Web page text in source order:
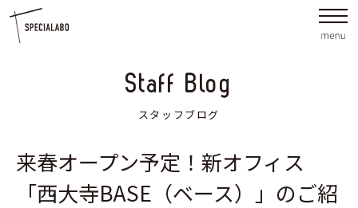
Staff Blog
スタッフブログ
来春オープン予定！新オフィス
「西大寺BASE（ベース）」のご紹